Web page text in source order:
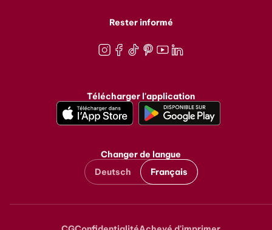
Rester informé
Télécharger l'application
Changer de langue
Deutsch
Français